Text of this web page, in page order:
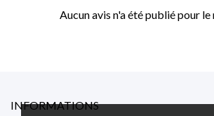
Aucun avis n'a été publié pour
INFORMATIONS